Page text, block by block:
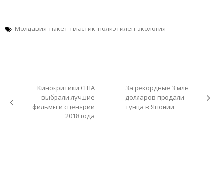
Молдавия пакет пластик полиэтилен экология
Кинокритики США
выбрали лучшие
фильмы и сценарии
2018 года
За рекордные 3 млн
долларов продали
тунца в Японии